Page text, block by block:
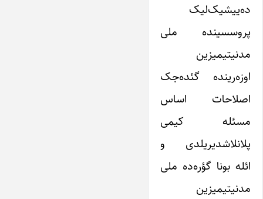
ده‌ییشیک‌لیک
پروسسینده ملی
مدنیتیمیزین
اوزه‌رینده گئده‌جک
اصلاحات اساس
مسئله کیمی
پلانلاشدیریلدی و
ائله بونا گؤره‌ده ملی
مدنیتیمیزین